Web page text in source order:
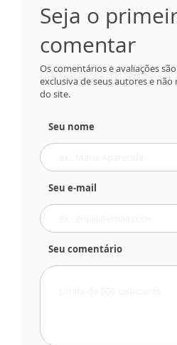
Seja o
comentar
Os comentários e avaliações
exclusiva de seus autores e
do site.
Seu nome
Seu e-mail
Seu comentário